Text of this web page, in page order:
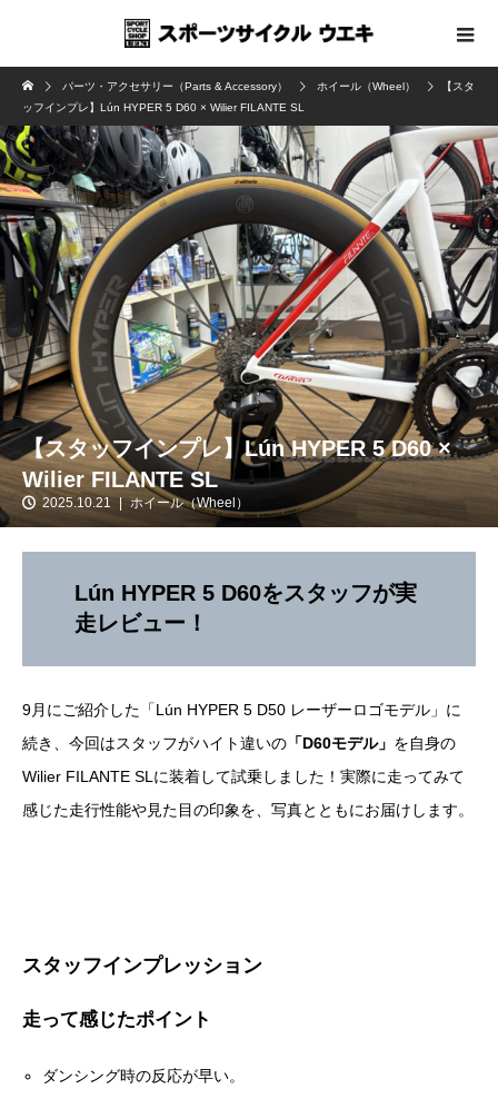
パーツ・アクセサリー（Parts & Accessory） ホイール（Wheel）
【スタ
ッフインプレ】Lún HYPER 5 D60 × Wilier FILANTE SL
【スタッフインプレ】Lún HYPER 5 D60 ×
Wilier FILANTE SL
2025.10.21 ホイール（Wheel）
Lún HYPER 5 D60をスタッフが実
走レビュー！
9月にご紹介した「Lún HYPER 5 D50 レーザーロゴモデル」に
続き、今回はスタッフがハイト違いの 「D60モデル」 を自身の
Wilier FILANTE SLに装着して試乗しました！実際に走ってみて
感じた走行性能や見た目の印象を、写真とともにお届けします。
スタッフインプレッション
走って感じたポイント
ダンシング時の反応が早い。